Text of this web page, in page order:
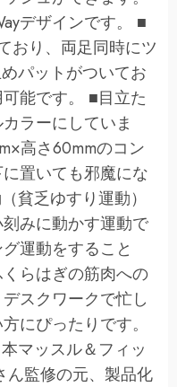
デザインです。 ■
おり、両足同時にツ
パットがついてお
能です。 ■目立た
ラーにしていま
高さ60mmのコン
置いても邪魔にな
貧乏ゆすり運動）
みに動かす運動で
運動をすること
らはぎの筋肉への
スクワークで忙し
にぴったりです。
マッスル＆フィッ
ん監修の元、製品化